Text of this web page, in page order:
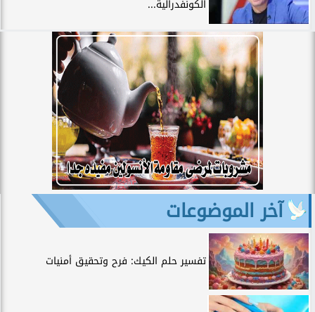
الكونفدرالية...
آخر الموضوعات
تفسير حلم الكيك: فرح وتحقيق أمنيات